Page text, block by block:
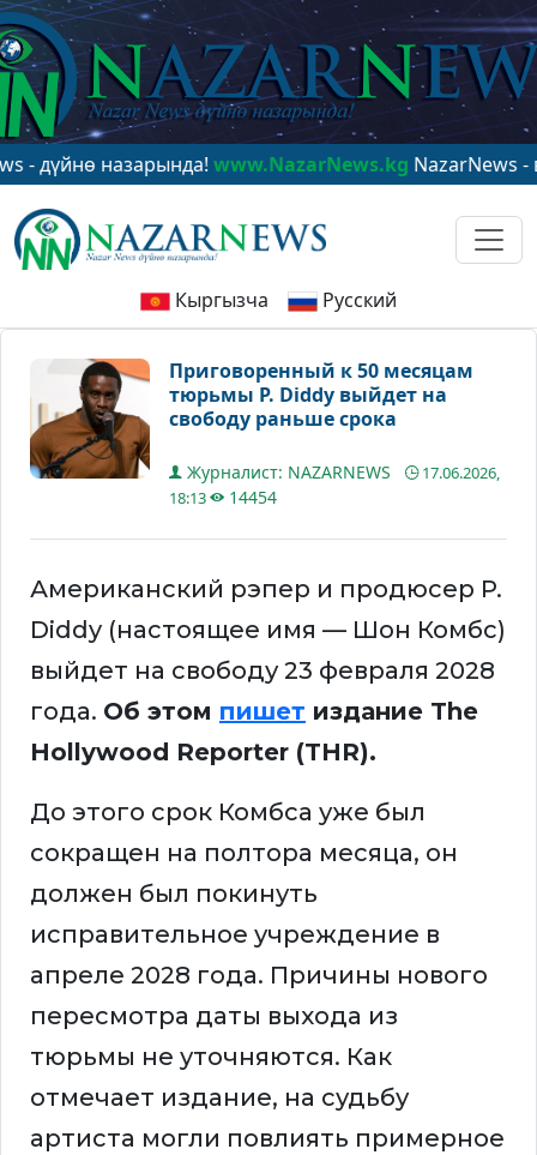
назарында!www.NazarNews.kgNazarNews - в
Кыргызча Русский
Приговоренный к 50 месяцам
тюрьмы P. Diddy выйдет на
свободу раньше срока
Журналист: NAZARNEWS
17.06.2026,
18:13
14454
Американский рэпер и продюсер P.
Diddy (настоящее имя — Шон Комбс)
выйдет на свободу 23 февраля 2028
года. Об этом пишет издание The
Hollywood Reporter (THR).
До этого срок Комбса уже был
сокращен на полтора месяца, он
должен был покинуть
исправительное учреждение в
апреле 2028 года. Причины нового
пересмотра даты выхода из
тюрьмы не уточняются. Как
отмечает издание, на судьбу
артиста могли повлиять примерное